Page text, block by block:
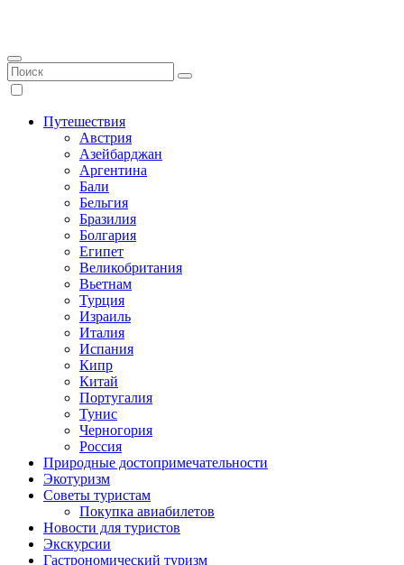
Путешествия
Австрия
Азейбарджан
Аргентина
Бали
Бельгия
Бразилия
Болгария
Египет
Великобритания
Вьетнам
Турция
Израиль
Италия
Испания
Кипр
Китай
Португалия
Тунис
Черногория
Россия
Природные достопримечательности
Экотуризм
Советы туристам
Покупка авиабилетов
Новости для туристов
Экскурсии
Гастрономический туризм